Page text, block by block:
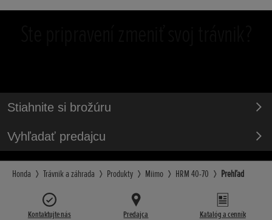
Stiahnite si brožúru
Vyhľadať predajcu
Honda Trávnik a záhrada Produkty Miimo HRM 40-70 Prehľad
Kontaktujte nás Predajca Katalóg a cenník